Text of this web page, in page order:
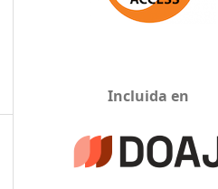
Incluida en